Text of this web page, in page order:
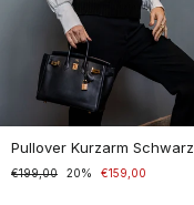
Pullover Kurzarm Schwarz
Normaler
€199,00
Sonderpreis20% €159,00